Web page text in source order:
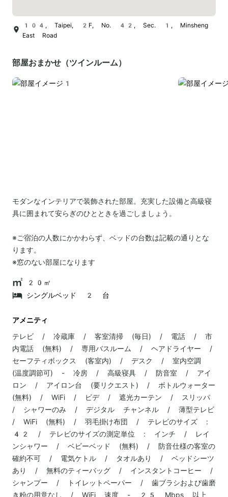
104, Taipei, 2F, No. 42, Sec. 1, Minsheng
East Road
部屋おまかせ（ツインルーム）
モダンなインテリアで装飾された部屋。充実した設備と高級寝
具に囲まれて安らぎのひとときを過ごしましょう。
※ご宿泊の人数にかかわらず、ベッドの台数は記載の通りとな
ります。
※窓のない部屋になります
20㎡
シングルベッド 2 台
アメニティ
テレビ / 冷蔵庫 / 客室清掃 (毎日) / 電話 / 市
内電話 (無料) / 専用バスルーム / ヘアドライヤー /
セーフティボックス (客室内) / デスク / 室内空調
(温度調節可) - 冷房 / 高級寝具 / 防音室 / アイ
ロン / アイロン台 (要リクエスト) / ボトルウォーター
(無料) / WiFi / ビデ / 遮光カーテン / スリッパ
/ シャワーのみ / デジタル チャンネル / 薄型テレビ
/ WiFi (無料) / 羽毛掛け布団 / テレビのサイズ :
42 / テレビのサイズの測定単位 : インチ / レイ
ンシャワー / ベビーベッド (無料) / 防音仕様の客室の
確約不可 / 電気ケトル / タオルあり / ベッドシーツ
あり / 無料のティーバッグ / インスタントコーヒー /
シャンプー / トイレットペーパー / 歯ブラシおよび歯磨
き粉の用意なし / WiFi 速度 - 25 Mbps 以上